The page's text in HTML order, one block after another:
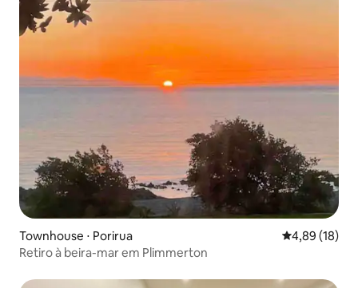
Townhouse ⋅ Porirua 4,89 de uma
4,89 (18)
Retiro à beira-mar em Plimmerton